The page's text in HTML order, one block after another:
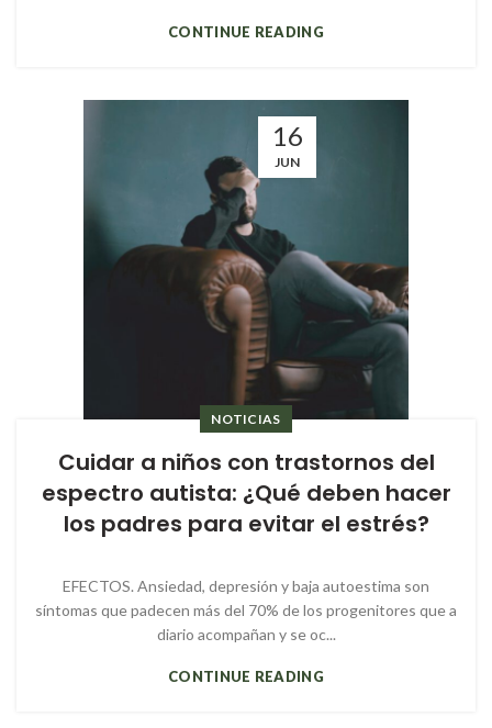
CONTINUE READING
16
JUN
NOTICIAS
Cuidar a niños con trastornos del
espectro autista: ¿Qué deben hacer
los padres para evitar el estrés?
EFECTOS. Ansiedad, depresión y baja autoestima son
síntomas que padecen más del 70% de los progenitores que a
diario acompañan y se oc...
CONTINUE READING